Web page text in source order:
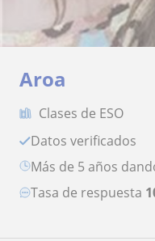
Aroa
Clases de ESO
Datos verificados
más de 5 años
Tasa de respuesta